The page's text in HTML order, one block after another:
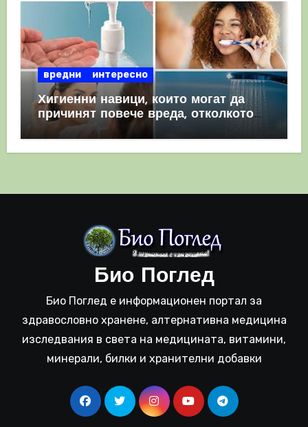
вредни интересно
Хигиенни навици, които могат да
причинят повече вреда, отколкото
полза
Био Поглед
Био Поглед е информационен портал за
здравословно хранене, алтернативна медицина
изследвания в света на медицината, витамини,
минерали, билки и хранителни добавки